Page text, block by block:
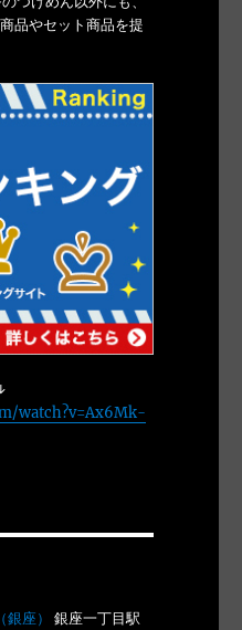
品やセット商品を提
watch?v=Ax6Mk-
座）
銀座一丁目駅